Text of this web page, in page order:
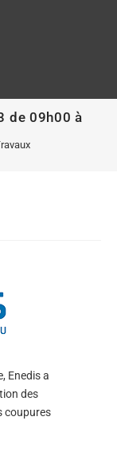
de 09h00 à
Enedis a
des
coupures